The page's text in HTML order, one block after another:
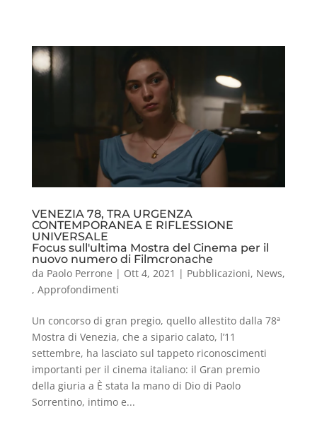
VENEZIA 78, TRA URGENZA
CONTEMPORANEA E RIFLESSIONE
UNIVERSALE
Focus sull'ultima Mostra del Cinema per il
nuovo numero di Filmcronache
da Paolo Perrone | Ott 4, 2021 | Pubblicazioni, News,
, Approfondimenti
Un concorso di gran pregio, quello allestito dalla 78ª
Mostra di Venezia, che a sipario calato, l’11
settembre, ha lasciato sul tappeto riconoscimenti
importanti per il cinema italiano: il Gran premio
della giuria a È stata la mano di Dio di Paolo
Sorrentino, intimo e...